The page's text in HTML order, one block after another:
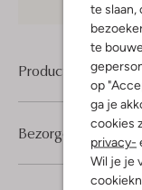
te slaan,
te
op
ga je
cookies
privacy-
Wil je je
Product informatie
Bezorgen &